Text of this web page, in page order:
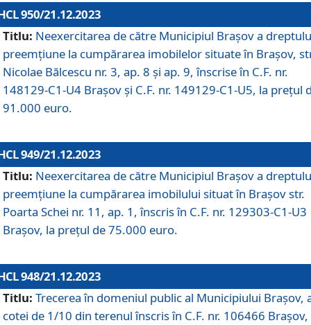
950/21.12.2023
Titlu: Neexercitarea de către Municipiul Brașov a
preemțiune la cumpărarea imobilelor situate în Brașov,
Nicolae Bălcescu nr. 3, ap. 8 și ap. 9, înscrise în C.F. nr.
148129-C1-U4 Brașov și C.F. nr. 149129-C1-U5, la prețul
91.000 euro.
949/21.12.2023
Titlu: Neexercitarea de către Municipiul Brașov a
preemțiune la cumpărarea imobilului situat în Brașov str.
Poarta Schei nr. 11, ap. 1, înscris în C.F. nr. 129303-C1-U3
Brașov, la prețul de 75.000 euro.
948/21.12.2023
Titlu: Trecerea în domeniul public al Municipiului Braşov,
cotei de 1/10 din terenul înscris în C.F. nr. 106466 Brașov,